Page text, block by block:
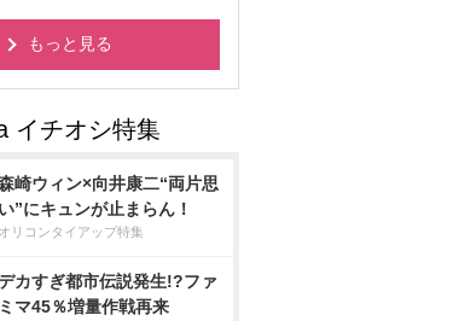
もっと見る
崎ウィン×向井康二“両片思
い”にキュンが止まらん！
オリコンタイアップ特集
カすぎ都市伝説発生!?ファ
ミマ45％増量作戦再来